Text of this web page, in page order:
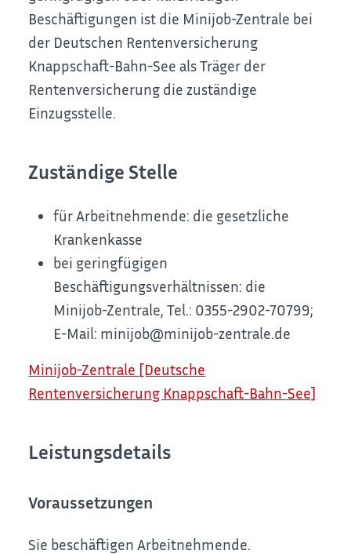
Beschäftigungen ist die Minijob-Zentrale bei
der Deutschen Rentenversicherung
Knappschaft-Bahn-See als Träger der
Rentenversicherung die zuständige
Einzugsstelle.
Zuständige Stelle
für Arbeitnehmende: die gesetzliche
Krankenkasse
bei geringfügigen
Beschäftigungsverhältnissen: die
Minijob-Zentrale, Tel.: 0355-2902-70799;
E-Mail: minijob@minijob-zentrale.de
Minijob-Zentrale [Deutsche
Rentenversicherung Knappschaft-Bahn-See]
Leistungsdetails
Voraussetzungen
Sie beschäftigen Arbeitnehmende.